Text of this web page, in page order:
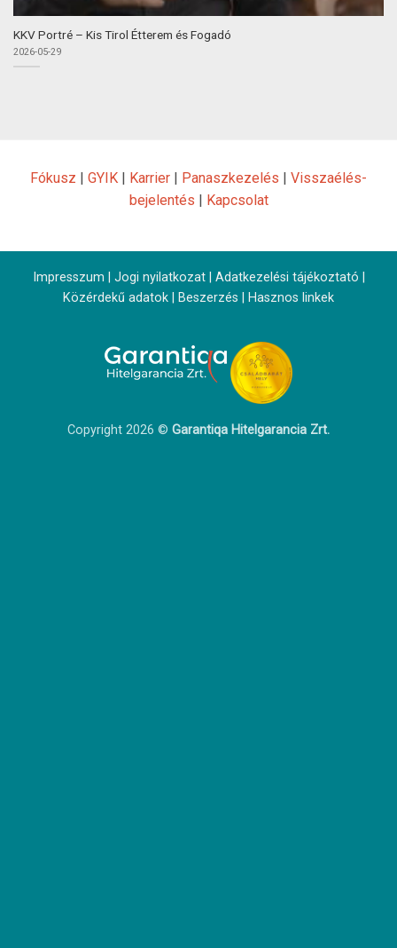
KKV Portré – Kis Tirol Étterem és Fogadó
2026-05-29
Fókusz GYIK Karrier Panaszkezelés
Visszaélés-
bejelentés
Kapcsolat
Impresszum Jogi nyilatkozat| Adatkezelési tájékoztató
Közérdekű adatok
Beszerzés Hasznos linkek
Copyright 2026 © Garantiqa Hitelgarancia Zrt.